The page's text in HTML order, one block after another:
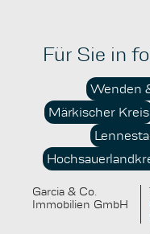
bessere
und ein gesteigertes
kommende
überzeugende
Immobilienbestand.
Fördermöglichkeiten
beschäftigt, schafft
Generationen einen
Für Sie in
Wenden
Märkischer Kreis
Garcia & Co.
Immobilien GmbH